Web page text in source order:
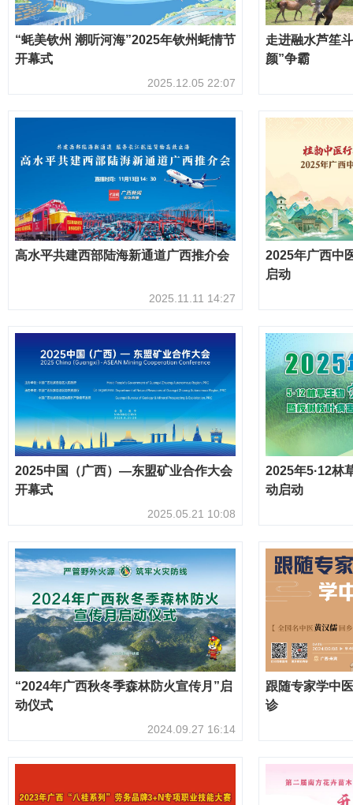
“蚝美钦州 潮听河海”2025年钦州蚝情节
开幕式
2025.12.05 22:07
走进融水芦笙
颜”争霸
高水平共建西部陆海新通道广西推介会
2025.11.11 14:27
2025年广西中
启动
2025中国（广西）—东盟矿业合作大会
开幕式
2025.05.21 10:08
2025年5·12林
动启动
“2024年广西秋冬季森林防火宣传月”启
动仪式
2024.09.27 16:14
跟随专家学中
诊